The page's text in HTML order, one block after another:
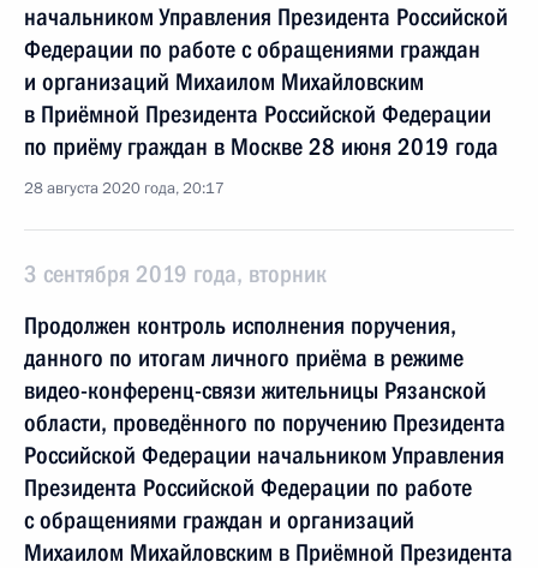
начальником Управления Президента Российской
Федерации по работе с обращениями граждан
и организаций Михаилом Михайловским
в Приёмной Президента Российской Федерации
по приёму граждан в Москве 28 июня 2019 года
28 августа 2020 года, 20:17
3 сентября 2019 года, вторник
Продолжен контроль исполнения поручения,
данного по итогам личного приёма в режиме
видео-конференц-связи жительницы Рязанской
области, проведённого по поручению Президента
Российской Федерации начальником Управления
Президента Российской Федерации по работе
с обращениями граждан и организаций
Михаилом Михайловским в Приёмной Президента